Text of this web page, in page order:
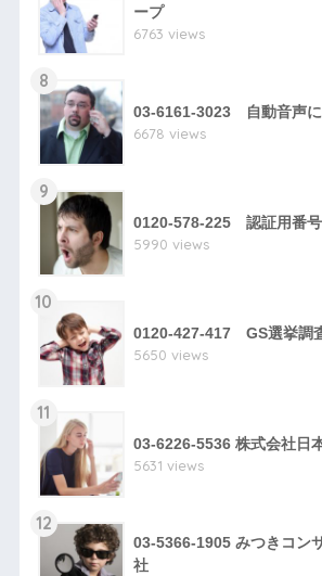
ープ
6763 views
8
03-6161-3023 自動音声に
6678 views
9
0120-578-225 認証用番号
5990 views
10
0120-427-417 GS選挙調
5650 views
11
03-6226-5536 株式会社日
5631 views
12
03-5366-1905 みつきコン
社